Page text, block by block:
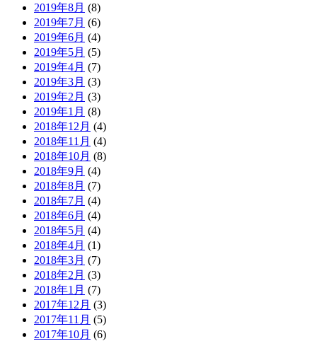
2019年8月 (8)
2019年7月 (6)
2019年6月 (4)
2019年5月 (5)
2019年4月 (7)
2019年3月 (3)
2019年2月 (3)
2019年1月 (8)
2018年12月 (4)
2018年11月 (4)
2018年10月 (8)
2018年9月 (4)
2018年8月 (7)
2018年7月 (4)
2018年6月 (4)
2018年5月 (4)
2018年4月 (1)
2018年3月 (7)
2018年2月 (3)
2018年1月 (7)
2017年12月 (3)
2017年11月 (5)
2017年10月 (6)